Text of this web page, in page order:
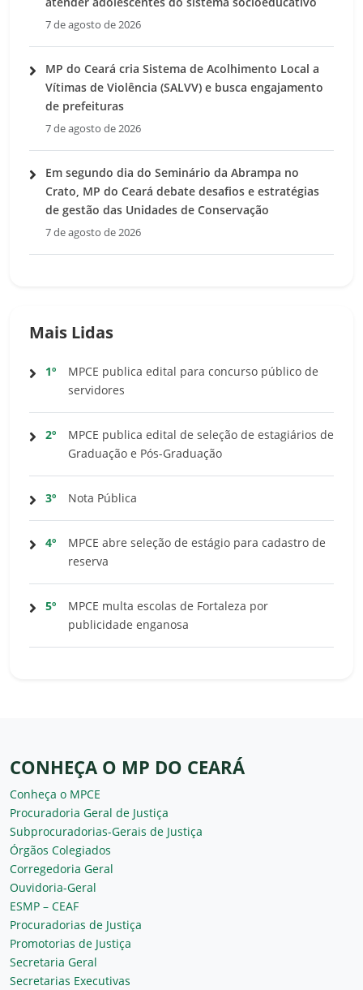
7 de agosto de 2026
MP do Ceará cria Sistema de Acolhimento Local a
Vítimas de Violência (SALVV) e busca engajamento
de prefeituras
7 de agosto de 2026
Em segundo dia do Seminário da Abrampa no
Crato, MP do Ceará debate desafios e estratégias
de gestão das Unidades de Conservação
7 de agosto de 2026
Mais Lidas
1º
MPCE publica edital para concurso público de
servidores
2º
MPCE publica edital de seleção de estagiários de
Graduação e Pós-Graduação
3º Nota Pública
4º
MPCE abre seleção de estágio para cadastro de
reserva
5º
MPCE multa escolas de Fortaleza por
publicidade enganosa
CONHEÇA O MP DO CEARÁ
Conheça o MPCE
Procuradoria Geral de Justiça
Subprocuradorias-Gerais de Justiça
Órgãos Colegiados
Corregedoria Geral
Ouvidoria-Geral
ESMP – CEAF
Procuradorias de Justiça
Promotorias de Justiça
Secretaria Geral
Secretarias Executivas